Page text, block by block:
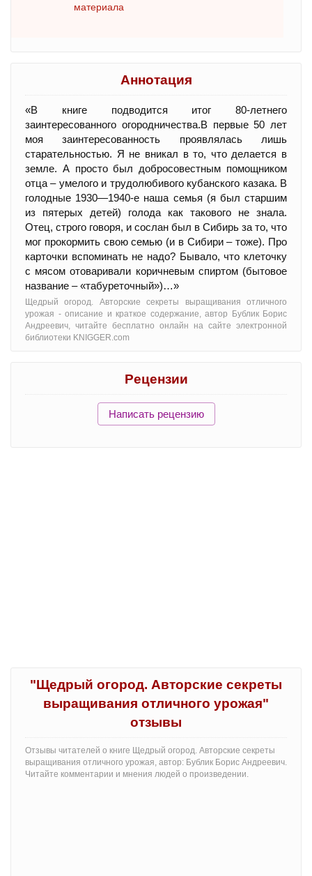
материала
Аннотация
«В книге подводится итог 80-летнего
заинтересованного огородничества.В первые 50 лет
моя заинтересованность проявлялась лишь
старательностью. Я не вникал в то, что делается в
земле. А просто был добросовестным помощником
отца – умелого и трудолюбивого кубанского казака. В
голодные 1930—1940-е наша семья (я был старшим
из пятерых детей) голода как такового не знала.
Отец, строго говоря, и сослан был в Сибирь за то, что
мог прокормить свою семью (и в Сибири – тоже). Про
карточки вспоминать не надо? Бывало, что клеточку
с мясом отоваривали коричневым спиртом (бытовое
название – «табуреточный»)…»
Щедрый огород. Авторские секреты выращивания отличного
урожая - oписание и краткое содержание, автор Бублик Борис
Андреевич, читайте бесплатно онлайн на сайте электронной
библиотеки KNIGGER.com
Рецензии
Написать рецензию
"Щедрый огород. Авторские секреты
выращивания отличного урожая"
отзывы
Отзывы читателей о книге Щедрый огород. Авторские секреты
выращивания отличного урожая, автор: Бублик Борис Андреевич.
Читайте комментарии и мнения людей о произведении.